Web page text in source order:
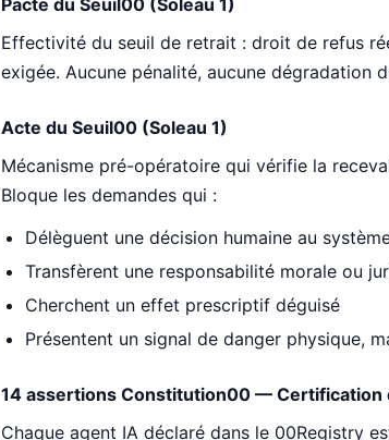
Pacte du Seuil00 (Soleau 1)
Effectivité du seuil de retrait : droit de refus
exigée. Aucune pénalité, aucune dégradation
Acte du Seuil00 (Soleau 1)
Mécanisme pré-opératoire qui vérifie la
Bloque les demandes qui :
Délèguent une décision humaine au
Transfèrent une responsabilité morale ou
Cherchent un effet prescriptif déguisé
Présentent un signal de danger physique,
14 assertions Constitution00 — Certification
Chaque agent IA déclaré dans le 00Registry